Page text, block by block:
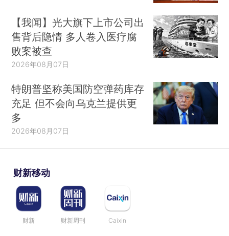
【我闻】光大旗下上市公司出
售背后隐情 多人卷入医疗腐
败案被查
2026年08月07日
特朗普坚称美国防空弹药库存
充足 但不会向乌克兰提供更
多
2026年08月07日
财新移动
财新 财新周刊 Caixin